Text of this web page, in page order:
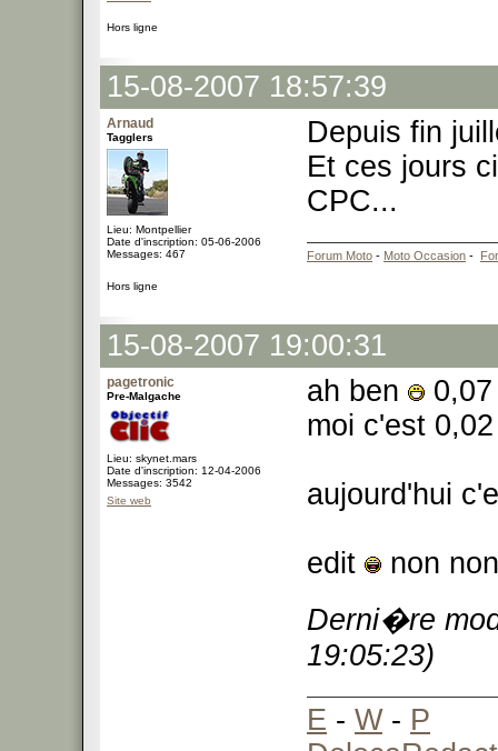
Hors ligne
15-08-2007 18:57:39
Arnaud
Tagglers
Lieu: Montpellier
Date d'inscription: 05-06-2006
Messages: 467
Depuis fin
Et ces jours
CPC...
Forum Moto - Moto Occasion -
Hors ligne
15-08-2007 19:00:31
pagetronic
Pre-Malgache
Lieu: skynet.mars
Date d'inscription: 12-04-2006
Messages: 3542
Site web
ah ben
moi c'est
aujourd'hui
edit
non
Derni�re
19:05:23)
E - W- P